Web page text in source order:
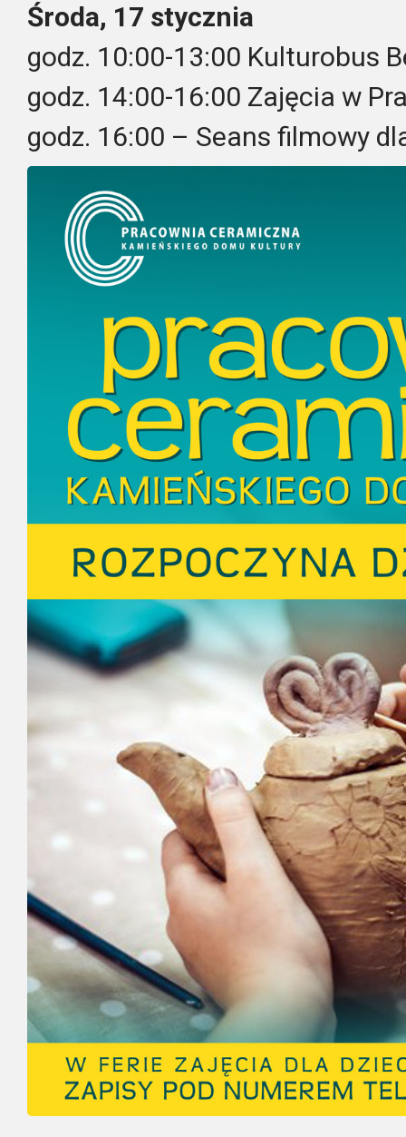
Środa, 17 stycznia
godz. 10:00-13:00 Kulturobus
godz. 14:00-16:00 Zajęcia w
godz. 16:00 – Seans filmowy